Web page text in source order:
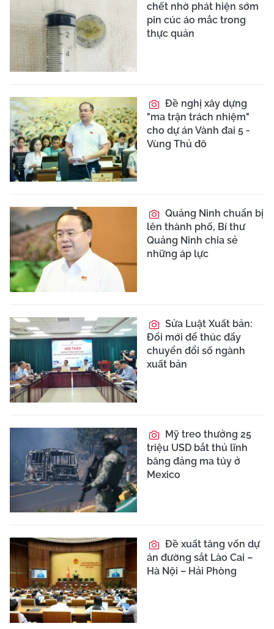
chết nhờ phát hiện sớm
pin cúc áo mắc trong
thực quản
Đề nghị xây dựng
"ma trận trách nhiệm"
cho dự án Vành đai 5 -
Vùng Thủ đô
Quảng Ninh chuẩn bị
lên thành phố, Bí thư
Quảng Ninh chia sẻ
những áp lực
Sửa Luật Xuất bản:
Đổi mới để thúc đẩy
chuyển đổi số ngành
xuất bản
Mỹ treo thưởng 25
triệu USD bắt thủ lĩnh
băng đảng ma túy ở
Mexico
Đề xuất tăng vốn dự
án đường sắt Lào Cai –
Hà Nội – Hải Phòng